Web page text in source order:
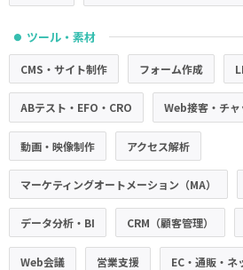
● ツール・素材
CMS・サイト制作 フォーム作成
ABテスト・EFO・CRO Web接客・チャ
動画・映像制作 アクセス解析
マーケティングオートメーション（MA）
データ分析・BI CRM（顧客管理）
Web会議 営業支援 EC・通販・ネ